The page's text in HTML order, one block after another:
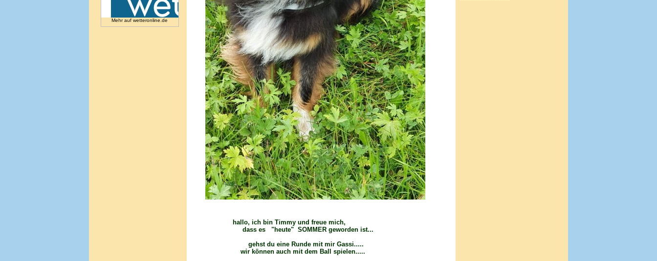
hallo, ich bin Timmy und freue mich,
dass es "heute" SOMMER geworden ist...
gehst du eine Runde mit mir Gassi.....
wir können auch mit dem Ball spielen.....
Mehr auf wetteronline.de